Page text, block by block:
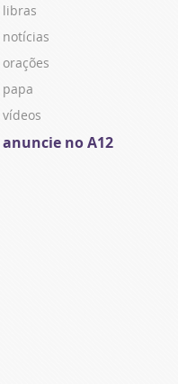
libras
notícias
orações
papa
vídeos
anuncie no A12